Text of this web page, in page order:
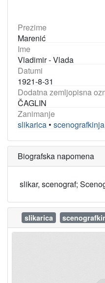
Prezime
Marenić
Ime
Vladimir - Vlada
Datumi
1921-8-31
Dodatna zemljopisna
ČAGLIN
Zanimanje
slikarica • scenografkinja
Biografska napomena
slikar, scenograf;
slikarica